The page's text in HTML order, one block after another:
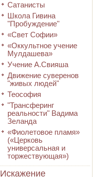
Сатанисты
Школа Гивина
"Пробуждение"
«Свет Софии»
«Оккультное учение
Мулдашева»
Учение А.Свияша
Движение суверенов
"живых людей"
Теософия
"Трансферинг
реальности" Вадима
Зеланда
«Фиолетовое пламя»
(«Церковь
универсальная и
торжествующая»)
Искажение